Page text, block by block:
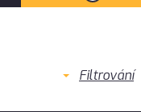
Filtrování